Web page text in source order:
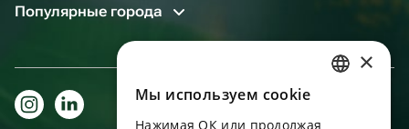
Популярные города
×
Мы используем сookie
Нажимая ОК или продолжая